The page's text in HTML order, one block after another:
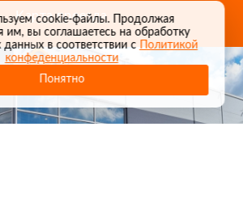
Карта проезда
cookie-файлы. Продолжая
им, вы соглашаетесь на обработку
данных в соответствии сПолитикой
конфеденциальности
Понятно